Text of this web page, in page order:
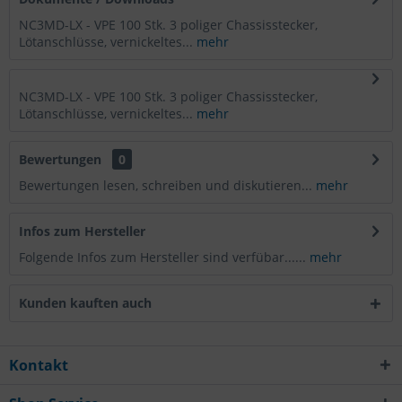
NC3MD-LX - VPE 100 Stk. 3 poliger Chassisstecker,
Lötanschlüsse, vernickeltes... mehr
NC3MD-LX - VPE 100 Stk. 3 poliger Chassisstecker,
Lötanschlüsse, vernickeltes... mehr
Bewertungen
0
Bewertungen lesen, schreiben und diskutieren... mehr
Infos zum Hersteller
Folgende Infos zum Hersteller sind verfübar...... mehr
Kunden kauften auch
Kontakt